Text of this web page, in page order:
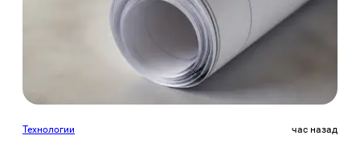
Технологии час назад